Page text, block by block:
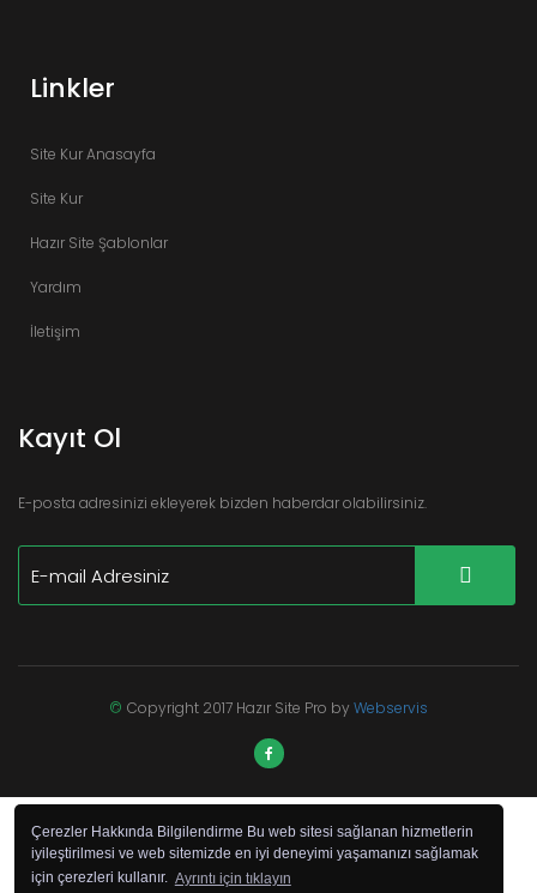
Çerezler Hakkında Bilgilendirme Bu web sitesi sağlanan hizmetlerin
iyileştirilmesi ve web sitemizde en iyi deneyimi yaşamanızı sağlamak
için çerezleri kullanır. Ayrıntı için tıklayın
Linkler
Site Kur Anasayfa
Site Kur
Hazır Site Şablonlar
Yardım
İletişim
Kayıt Ol
E-posta adresinizi ekleyerek bizden haberdar olabilirsiniz.
© Copyright 2017 Hazır Site Pro by Webservis